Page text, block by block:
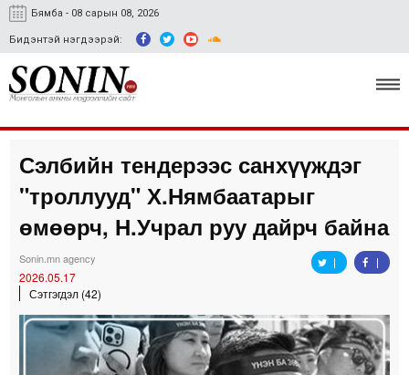
Бямба - 08 сарын 08, 2026
Бидэнтэй нэгдээрэй:
Улс төр, эдийн засаг
Гэмт хэрэг
Нийгэм, соёл
Easy news
Сэлбийн тендерээс санхүүждэг
"троллууд" Х.Нямбаатарыг
өмөөрч, Н.Учрал руу дайрч байна
Sonin.mn agency
2026.05.17
Сэтгэгдэл (42)